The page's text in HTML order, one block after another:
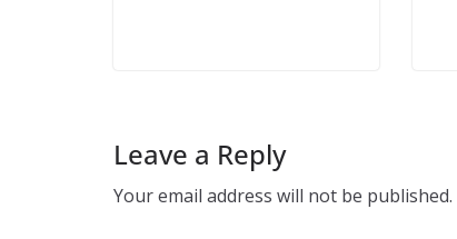
Leave a Reply
Your email address will not be published.